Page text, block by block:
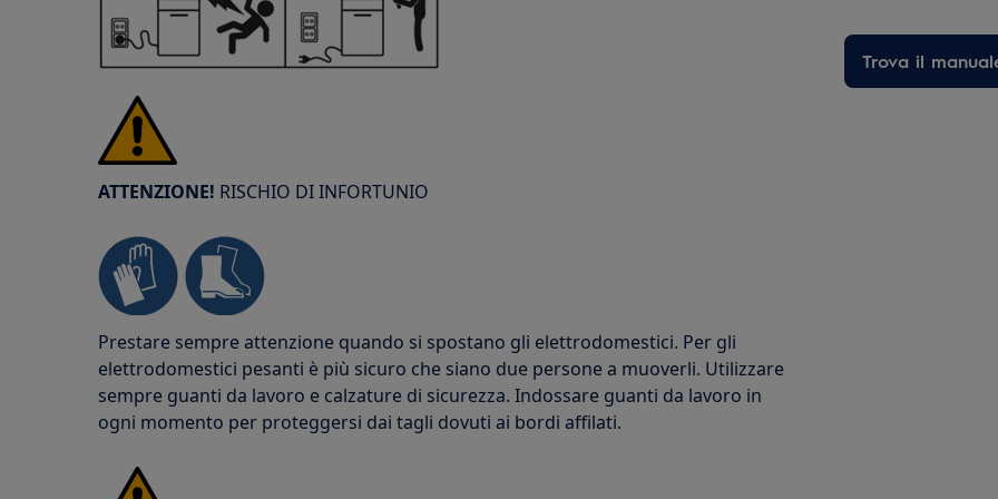
ATTENZIONE! RISCHIO DI INFORTUNIO
Prestare sempre attenzione quando si spostano gli elettrodomestici. Per gli
elettrodomestici pesanti è più sicuro che siano due persone a muoverli. Utilizzare
sempre guanti da lavoro e calzature di sicurezza. Indossare guanti da lavoro in
ogni momento per proteggersi dai tagli dovuti ai bordi affilati.
Trova il